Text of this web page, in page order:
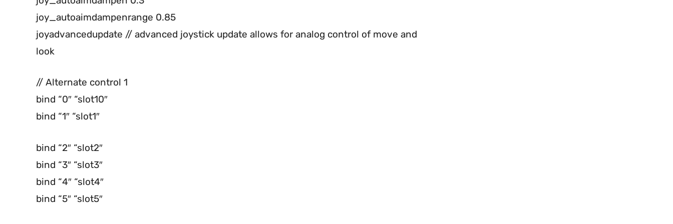
joy_autoaimdampenrange 0.85
joyadvancedupdate // advanced joystick update allows for analog control of move and
look
// Alternate control 1
bind “0″ “slot10″
bind “1″ “slot1″
bind “2″ “slot2″
bind “3″ “slot3″
bind “4″ “slot4″
bind “5″ “slot5″